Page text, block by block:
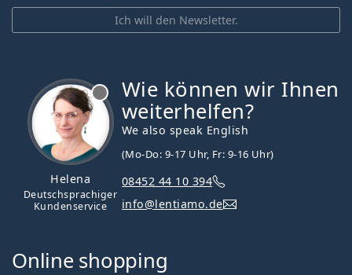
Ich will den Newsletter.
Helena
Deutschsprachiger
Kundenservice
Wie können wir Ihnen
weiterhelfen?
We also speak English
(Mo-Do: 9-17 Uhr, Fr: 9-16 Uhr)
08452 44 10 394
info@lentiamo.de
Online shopping